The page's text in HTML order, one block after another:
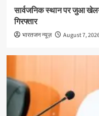
सार्वजनिक स्थान पर जुआ
गिरफ्तार
भारतजन न्यूज़ August 7,